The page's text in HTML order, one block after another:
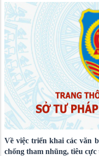
Về việc triển khai các văn
chống tham nhũng, tiêu